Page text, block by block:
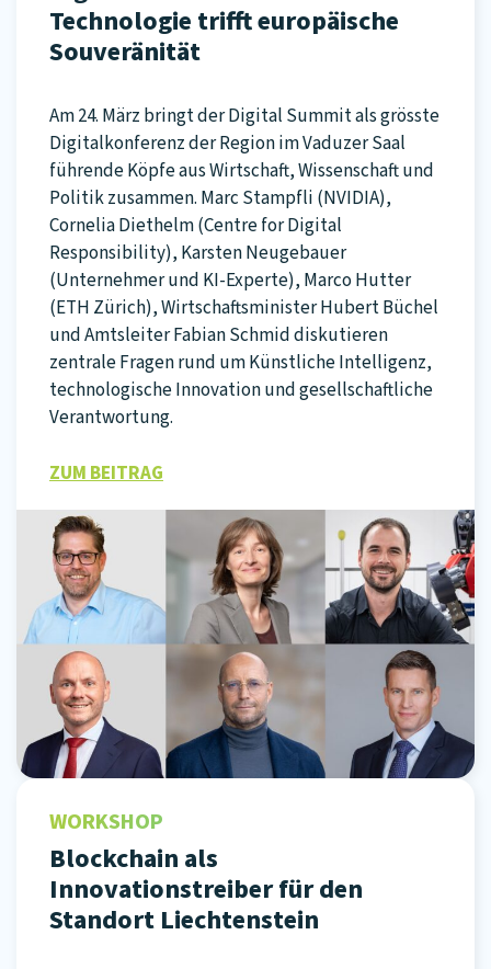
Technologie trifft europäische
Souveränität
Am 24. März bringt der Digital Summit als grösste
Digitalkonferenz der Region im Vaduzer Saal
führende Köpfe aus Wirtschaft, Wissenschaft und
Politik zusammen. Marc Stampfli (NVIDIA),
Cornelia Diethelm (Centre for Digital
Responsibility), Karsten Neugebauer
(Unternehmer und KI-Experte), Marco Hutter
(ETH Zürich), Wirtschaftsminister Hubert Büchel
und Amtsleiter Fabian Schmid diskutieren
zentrale Fragen rund um Künstliche Intelligenz,
technologische Innovation und gesellschaftliche
Verantwortung.
ZUM BEITRAG
WORKSHOP
Blockchain als
Innovationstreiber für den
Standort Liechtenstein